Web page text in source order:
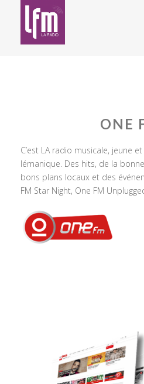
ONE
C’est LA radio musicale, jeune
lémanique. Des hits, de la
bons plans locaux et des
FM Star Night, One FM